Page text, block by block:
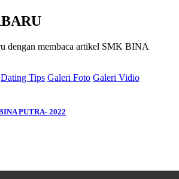
dengan membaca artikel SMK BINA
Dating Tips Galeri Foto Galeri Vidio
PUTRA- 2022